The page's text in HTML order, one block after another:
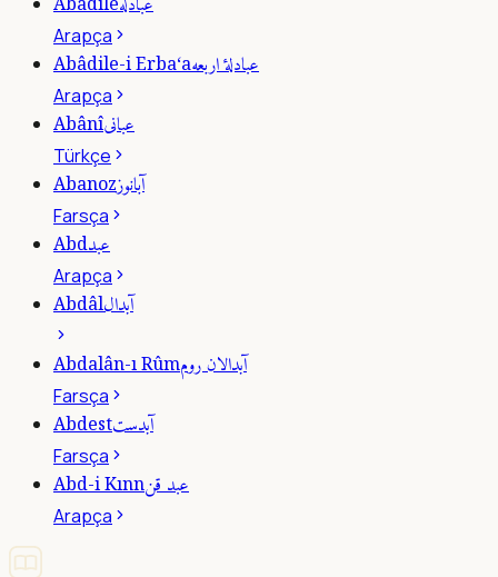
Arapça
Abâdile-i Erba‘aعبادلۀ اربعه
Arapça
Abânîعبانى
Türkçe
Abanozآبانوز
Farsça
Abdعبد
Arapça
Abdâlآبدال
Abdalân-ı Rûmآبدالان روم
Farsça
Abdestآبدست
Farsça
Abd-i Kınnعبد قن
Arapça